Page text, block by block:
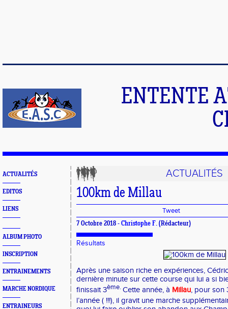
ENTENTE
ACTUALITÉS
EDITOS
LIENS
ALBUM PHOTO
INSCRIPTION
ENTRAINEMENTS
MARCHE NORDIQUE
ENTRAINEURS
ACTUALITÉS
100km de Millau
Tweet
7 Octobre 2018 - Christophe F. (Rédacteur)
Résultats
Après une saison riche en expériences,
dernière minute sur cette course qui lui a si
finissait 3ème. Cette année, à Millau, pour son
l’année ( !!!), il gravit une marche